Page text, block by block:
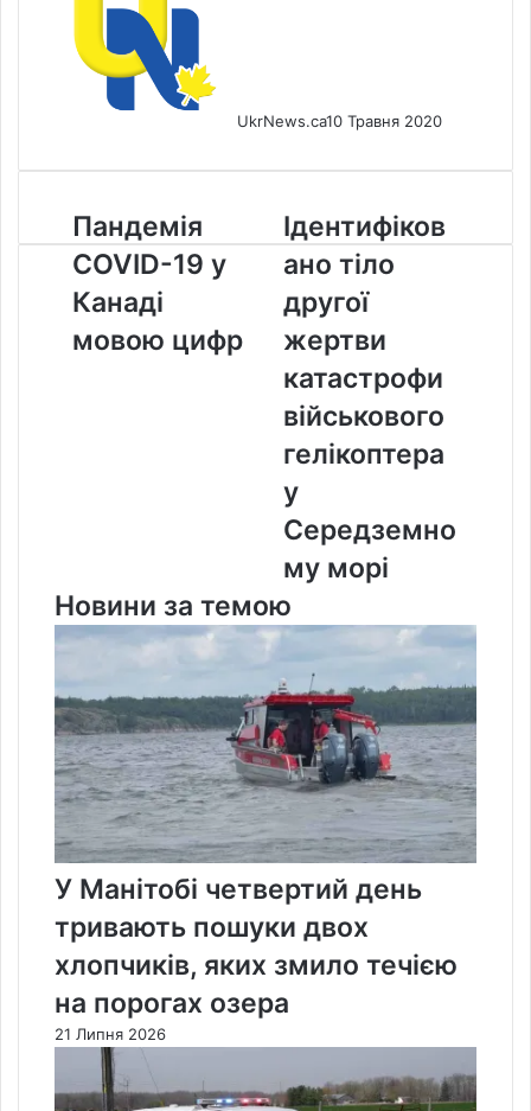
UkrNews.ca10 Травня 2020
Пандемія
COVID-
19
у
Канаді
мовою
Пандемія
COVID-19 у
Канаді
мовою цифр
Ідентифіковано
тіло
другої
жертви
катастрофи
військового
гелікоптера
у
Середземному
Ідентифіков
ано тіло
другої
жертви
катастрофи
військового
гелікоптера
у
Середземно
му морі
Новини за темою
У Манітобі четвертий день
тривають пошуки двох
хлопчиків, яких змило течією
на порогах озера
21 Липня 2026